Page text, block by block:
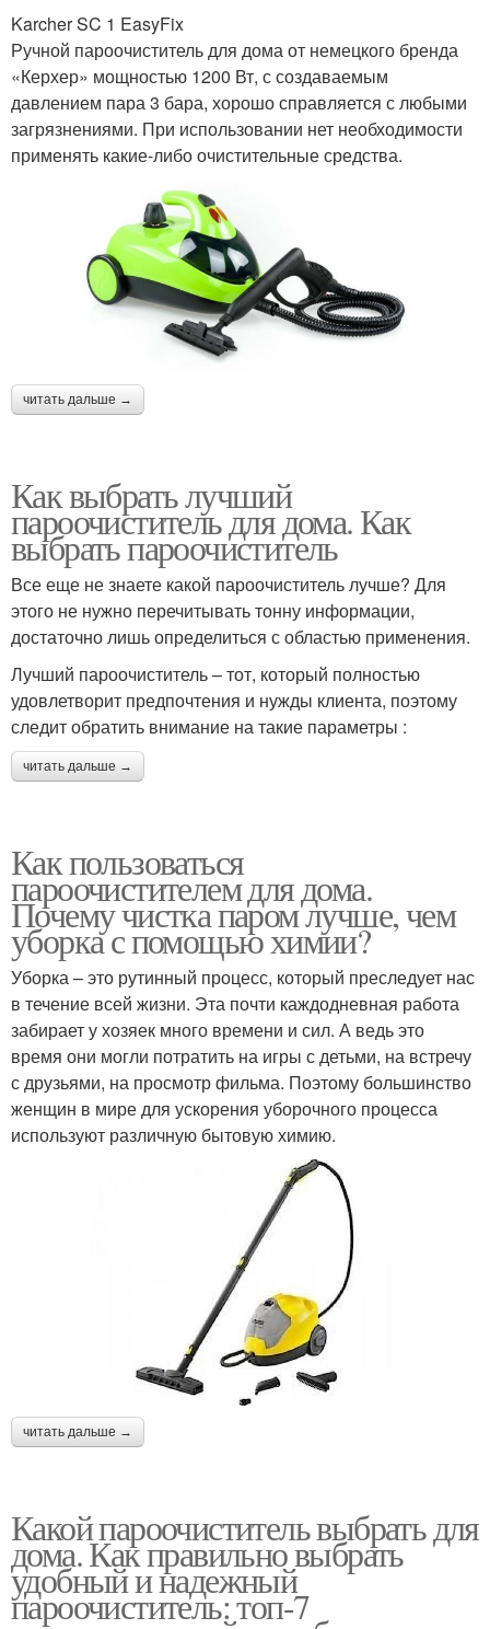
Karcher SC 1 EasyFix
Ручной пароочиститель для дома от немецкого бренда
«Керхер» мощностью 1200 Вт, с создаваемым
давлением пара 3 бара, хорошо справляется с любыми
загрязнениями. При использовании нет необходимости
применять какие-либо очистительные средства.
читать дальше →
Как выбрать лучший
пароочиститель для дома. Как
выбрать пароочиститель
Все еще не знаете какой пароочиститель лучше? Для
этого не нужно перечитывать тонну информации,
достаточно лишь определиться с областью применения.
Лучший пароочиститель – тот, который полностью
удовлетворит предпочтения и нужды клиента, поэтому
следит обратить внимание на такие параметры :
читать дальше →
Как пользоваться
пароочистителем для дома.
Почему чистка паром лучше, чем
уборка с помощью химии?
Уборка – это рутинный процесс, который преследует нас
в течение всей жизни. Эта почти каждодневная работа
забирает у хозяек много времени и сил. А ведь это
время они могли потратить на игры с детьми, на встречу
с друзьями, на просмотр фильма. Поэтому большинство
женщин в мире для ускорения уборочного процесса
используют различную бытовую химию.
читать дальше →
Какой пароочиститель выбрать для
дома. Как правильно выбрать
удобный и надежный
пароочиститель: топ-7